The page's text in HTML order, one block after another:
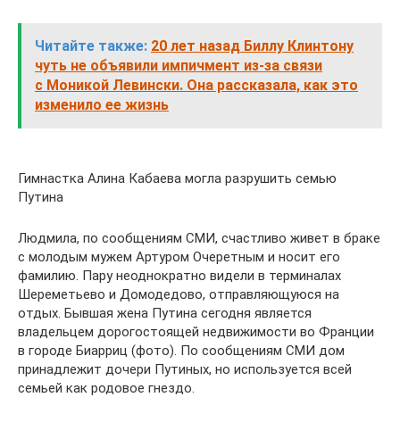
Читайте также: 20 лет назад Биллу Клинтону
чуть не объявили импичмент из-за связи
с Моникой Левински. Она рассказала, как это
изменило ее жизнь
Гимнастка Алина Кабаева могла разрушить семью
Путина
Людмила, по сообщениям СМИ, счастливо живет в браке
с молодым мужем Артуром Очеретным и носит его
фамилию. Пару неоднократно видели в терминалах
Шереметьево и Домодедово, отправляющуюся на
отдых. Бывшая жена Путина сегодня является
владельцем дорогостоящей недвижимости во Франции
в городе Биарриц (фото). По сообщениям СМИ дом
принадлежит дочери Путиных, но используется всей
семьей как родовое гнездо.